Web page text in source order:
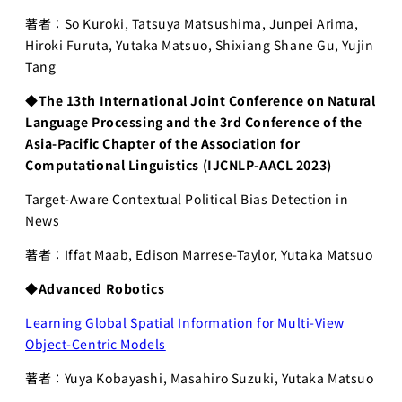
AI半導体
師・TA一覧（2020
年〜）
人工知能を学ぶた
めのロードマップ
講義スライドダウンロ
ード
LLM 大規模言語モデ
ライド
著者：So Kuroki, Tatsuya Matsushima, Junpei Arima,
Hiroki Furuta, Yutaka Matsuo, Shixiang Shane Gu, Yujin
Tang
◆The 13th International Joint Conference on Natural
Language Processing and the 3rd Conference of the
Asia-Pacific Chapter of the Association for
Computational Linguistics (IJCNLP-AACL 2023)
Target-Aware Contextual Political Bias Detection in
News
著者：Iffat Maab, Edison Marrese-Taylor, Yutaka Matsuo
◆Advanced Robotics
Learning Global Spatial Information for Multi-View
Object-Centric Models
著者：Yuya Kobayashi, Masahiro Suzuki, Yutaka Matsuo